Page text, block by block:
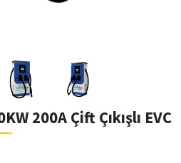
200A Çift Çıkışlı EVC